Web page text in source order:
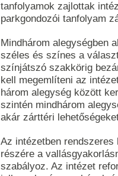
tanfolyamok zajlottak
parkgondozói tanfolyam
Mindhárom alegységben
széles és színes a
színjátszó szakkörig
kell megemlíteni az
három alegység között
szintén mindhárom
akár zárttéri
Az intézetben
részére a
szabályoz. Az intézet